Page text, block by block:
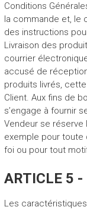
Conditions
la commande et, le
des instructions
Livraison des
courrier
accusé de
produits livrés,
Client. Aux fins de
s’engage à fournir
Vendeur se
exemple pour toute
foi ou pour tout
ARTICLE 5 -
Les